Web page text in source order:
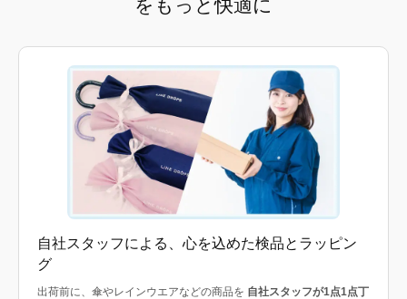
をもっと快適に
自社スタッフによる、心を込めた検品とラッピン
グ
出荷前に、傘やレインウエアなどの商品を 自社スタッフが1点1点丁